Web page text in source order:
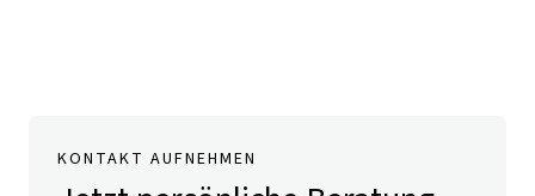
KONTAKT AUFNEHMEN